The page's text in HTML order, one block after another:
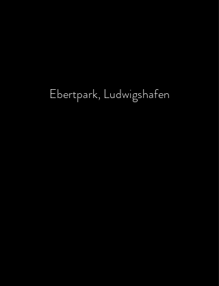
Ebertpark, Ludwigshafen